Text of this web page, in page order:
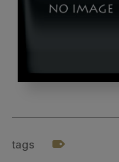
tags